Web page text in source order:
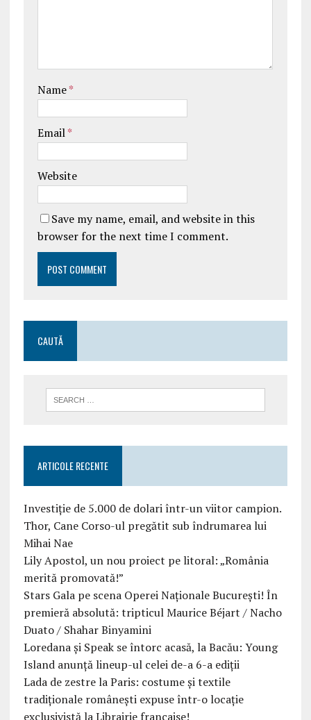
Name*
Email*
Website
Save my name, email, and website in this
browser for the next time I comment.
CAUTĂ
ARTICOLE RECENTE
Investiție de 5.000 de dolari într-un viitor campion.
Thor, Cane Corso-ul pregătit sub îndrumarea lui
Mihai Nae
Lily Apostol, un nou proiect pe litoral: „România
merită promovată!”
Stars Gala pe scena Operei Naționale București! În
premieră absolută: tripticul Maurice Béjart / Nacho
Duato / Shahar Binyamini
Loredana și Speak se întorc acasă, la Bacău: Young
Island anunță lineup-ul celei de-a 6-a ediții
Lada de zestre la Paris: costume și textile
tradiționale românești expuse într-o locație
exclusivistă la Librairie française!